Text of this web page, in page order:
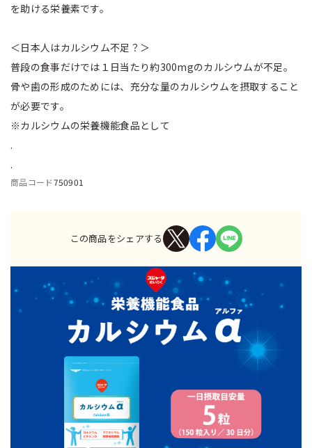
を助ける栄養素です。
＜日本人はカルシウム不足？＞
普段の食事だけでは１日当たり約300mgのカルシウムが不足。
骨や歯の形成のためには、充分な量のカルシウムを摂取すること
が必要です。
※カルシウムの栄養機能食品として
.
.
商品コード750901
この商品をシェアする